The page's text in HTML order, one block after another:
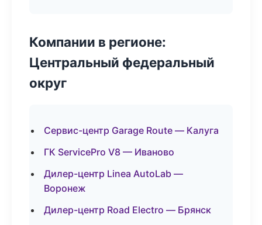
Компании в регионе:
Центральный федеральный
округ
Сервис-центр Garage Route — Калуга
ГК ServicePro V8 — Иваново
Дилер-центр Linea AutoLab —
Воронеж
Дилер-центр Road Electro — Брянск